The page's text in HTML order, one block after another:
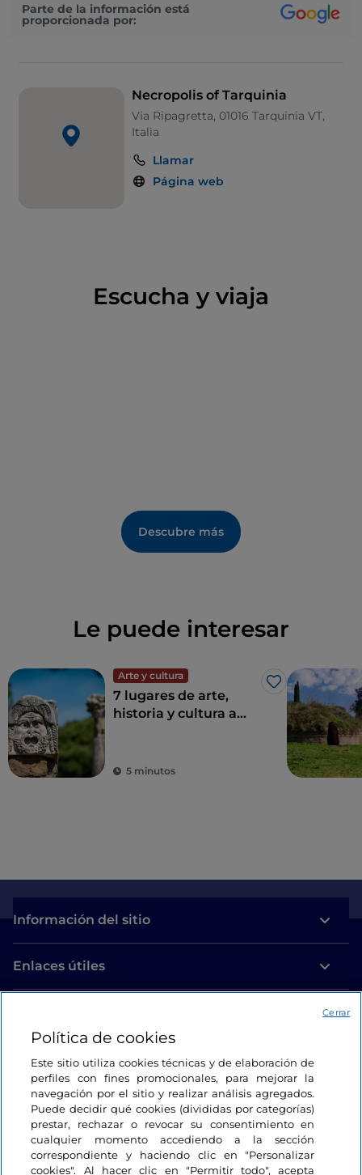
Parte de la información está
proporcionada por:
Necropolis of Tarquinia
Via Ripagretta, 01016 Tarquinia VT,
Italia
Llamar
Página web
Escucha y viaja
Descubre más
Le puede interesar
Arte y cultura
Me gusta
7 lugares de arte,
historia y cultura a
5 minutos
Información del sitio
Enlaces útiles
Estamos en contacto
Política de cookies
Este sitio utiliza cookies técnicas y de elaboración de
perfiles con fines promocionales, para mejorar la
navegación por el sitio y realizar análisis agregados.
Puede decidir qué cookies (divididas por categorías)
prestar, rechazar o revocar su consentimiento en
cualquier momento accediendo a la sección
correspondiente y haciendo clic en "Personalizar
cookies". Al hacer clic en "Permitir todo", acepta
Cerrar